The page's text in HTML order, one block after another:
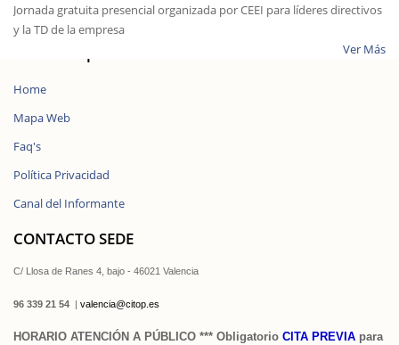
Jornada gratuita presencial organizada por CEEI para líderes directivos
y la TD de la empresa
Ver Más
Home
Mapa Web
Faq's
Política Privacidad
Canal del Informante
CONTACTO SEDE
C/ Llosa de Ranes 4, bajo - 46021 Valencia
96 339 21 54 valencia@citop.es
HORARIO ATENCIÓN A PÚBLICO *** Obligatorio CITA PREVIA para